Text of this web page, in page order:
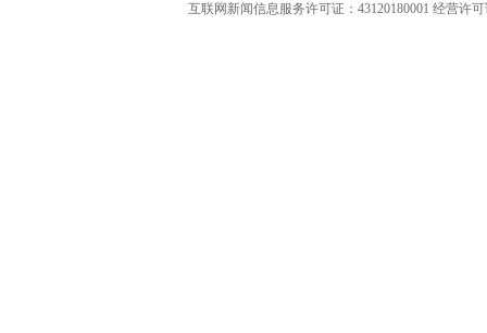
互联网新闻信息服务许可证：43120180001 经营许可